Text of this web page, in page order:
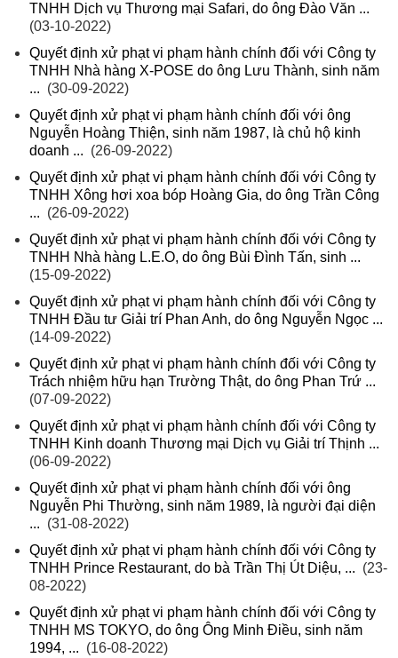
TNHH Dịch vụ Thương mại Safari, do ông Đào Văn ...
(03-10-2022)
Quyết định xử phạt vi phạm hành chính đối với Công ty
TNHH Nhà hàng X-POSE do ông Lưu Thành, sinh năm
... (30-09-2022)
Quyết định xử phạt vi phạm hành chính đối với ông
Nguyễn Hoàng Thiện, sinh năm 1987, là chủ hộ kinh
doanh ... (26-09-2022)
Quyết định xử phạt vi phạm hành chính đối với Công ty
TNHH Xông hơi xoa bóp Hoàng Gia, do ông Trần Công
... (26-09-2022)
Quyết định xử phạt vi phạm hành chính đối với Công ty
TNHH Nhà hàng L.E.O, do ông Bùi Đình Tấn, sinh ...
(15-09-2022)
Quyết định xử phạt vi phạm hành chính đối với Công ty
TNHH Đầu tư Giải trí Phan Anh, do ông Nguyễn Ngọc ...
(14-09-2022)
Quyết định xử phạt vi phạm hành chính đối với Công ty
Trách nhiệm hữu hạn Trường Thật, do ông Phan Trứ ...
(07-09-2022)
Quyết định xử phạt vi phạm hành chính đối với Công ty
TNHH Kinh doanh Thương mại Dịch vụ Giải trí Thịnh ...
(06-09-2022)
Quyết định xử phạt vi phạm hành chính đối với ông
Nguyễn Phi Thường, sinh năm 1989, là người đại diện
... (31-08-2022)
Quyết định xử phạt vi phạm hành chính đối với Công ty
TNHH Prince Restaurant, do bà Trần Thị Út Diệu, ... (23-
08-2022)
Quyết định xử phạt vi phạm hành chính đối với Công ty
TNHH MS TOKYO, do ông Ông Minh Điều, sinh năm
1994, ... (16-08-2022)